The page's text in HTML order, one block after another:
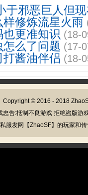
于邪恶巨人但
修炼流星火雨
更准知识 (18-
么了问题 (17-
打酱油伴侣 (18-
Copyright © 2016 - 2018
忠告:抵制不良游戏 拒绝盗版游
服发网【ZhaoSF】的玩家和